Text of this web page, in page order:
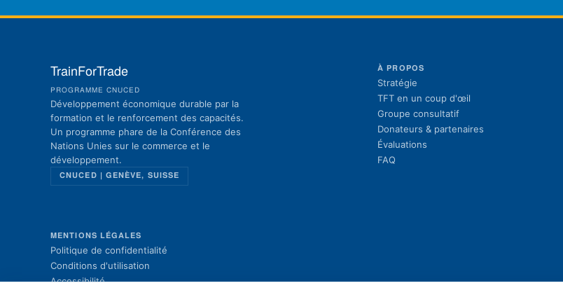
TrainForTrade
PROGRAMME CNUCED
Développement économique durable par la
formation et le renforcement des capacités.
Un programme phare de la Conférence des
Nations Unies sur le commerce et le
développement.
CNUCED | GENÈVE, SUISSE
À PROPOS
Stratégie
TFT en un coup d'œil
Groupe consultatif
Donateurs & partenaires
Évaluations
FAQ
MENTIONS LÉGALES
Politique de confidentialité
Conditions d'utilisation